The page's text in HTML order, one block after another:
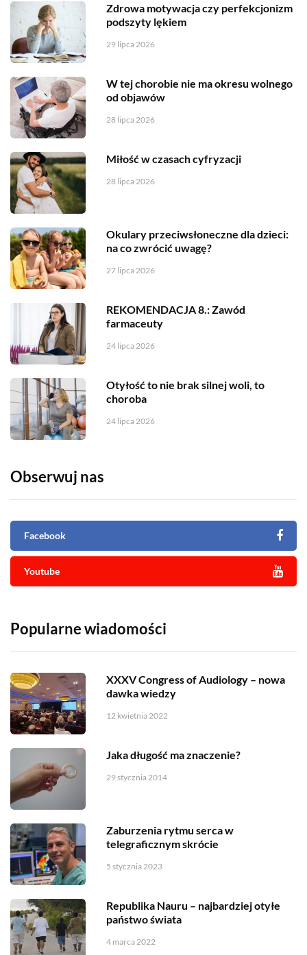
Zdrowa motywacja czy perfekcjonizm
podszyty lękiem
29 lipca 2026
W tej chorobie nie ma okresu wolnego
od objawów
28 lipca 2026
Miłość w czasach cyfryzacji
28 lipca 2026
Okulary przeciwsłoneczne dla dzieci:
na co zwrócić uwagę?
27 lipca 2026
REKOMENDACJA 8.: Zawód
farmaceuty
24 lipca 2026
Otyłość to nie brak silnej woli, to
choroba
24 lipca 2026
Obserwuj nas
Facebook
Youtube
Popularne wiadomości
XXXV Congress of Audiology – nowa
dawka wiedzy
12 kwietnia 2022
Jaka długość ma znaczenie?
29 stycznia 2014
Zaburzenia rytmu serca w
telegraficznym skrócie
5 stycznia 2023
Republika Nauru – najbardziej otyłe
państwo świata
4 marca 2022